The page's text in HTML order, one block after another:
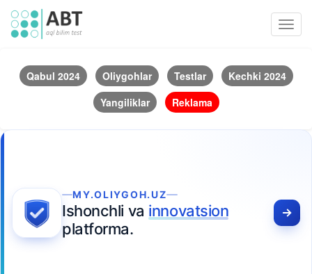
Qabul 2024 Oliygohlar Testlar
Kechki 2024
Yangiliklar
Reklama
MY.OLIYGOH.UZ
Ishonchli va innovatsion
platforma.